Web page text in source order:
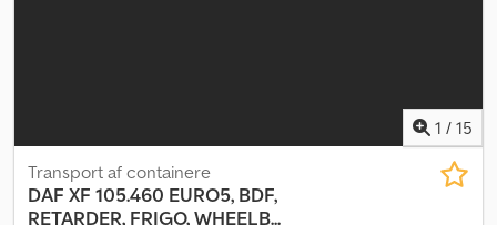
1 / 15
Transport af containere
DAF XF 105.460 EURO5, BDF,
RETARDER, FRIGO, WHEELB...